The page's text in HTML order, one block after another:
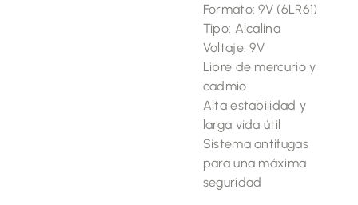
Formato: 9V (6LR61)
Tipo: Alcalina
Voltaje: 9V
Libre de mercurio y
cadmio
Alta estabilidad y
larga vida útil
Sistema antifugas
para una máxima
seguridad